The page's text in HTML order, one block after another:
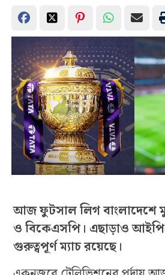
আজ ফুটসাল লিগ বাংলাদেশে
ও বিকেএসপি। এছাড়াও
গুরুত্বপূর্ণ ম্যাচ রয়েছে।